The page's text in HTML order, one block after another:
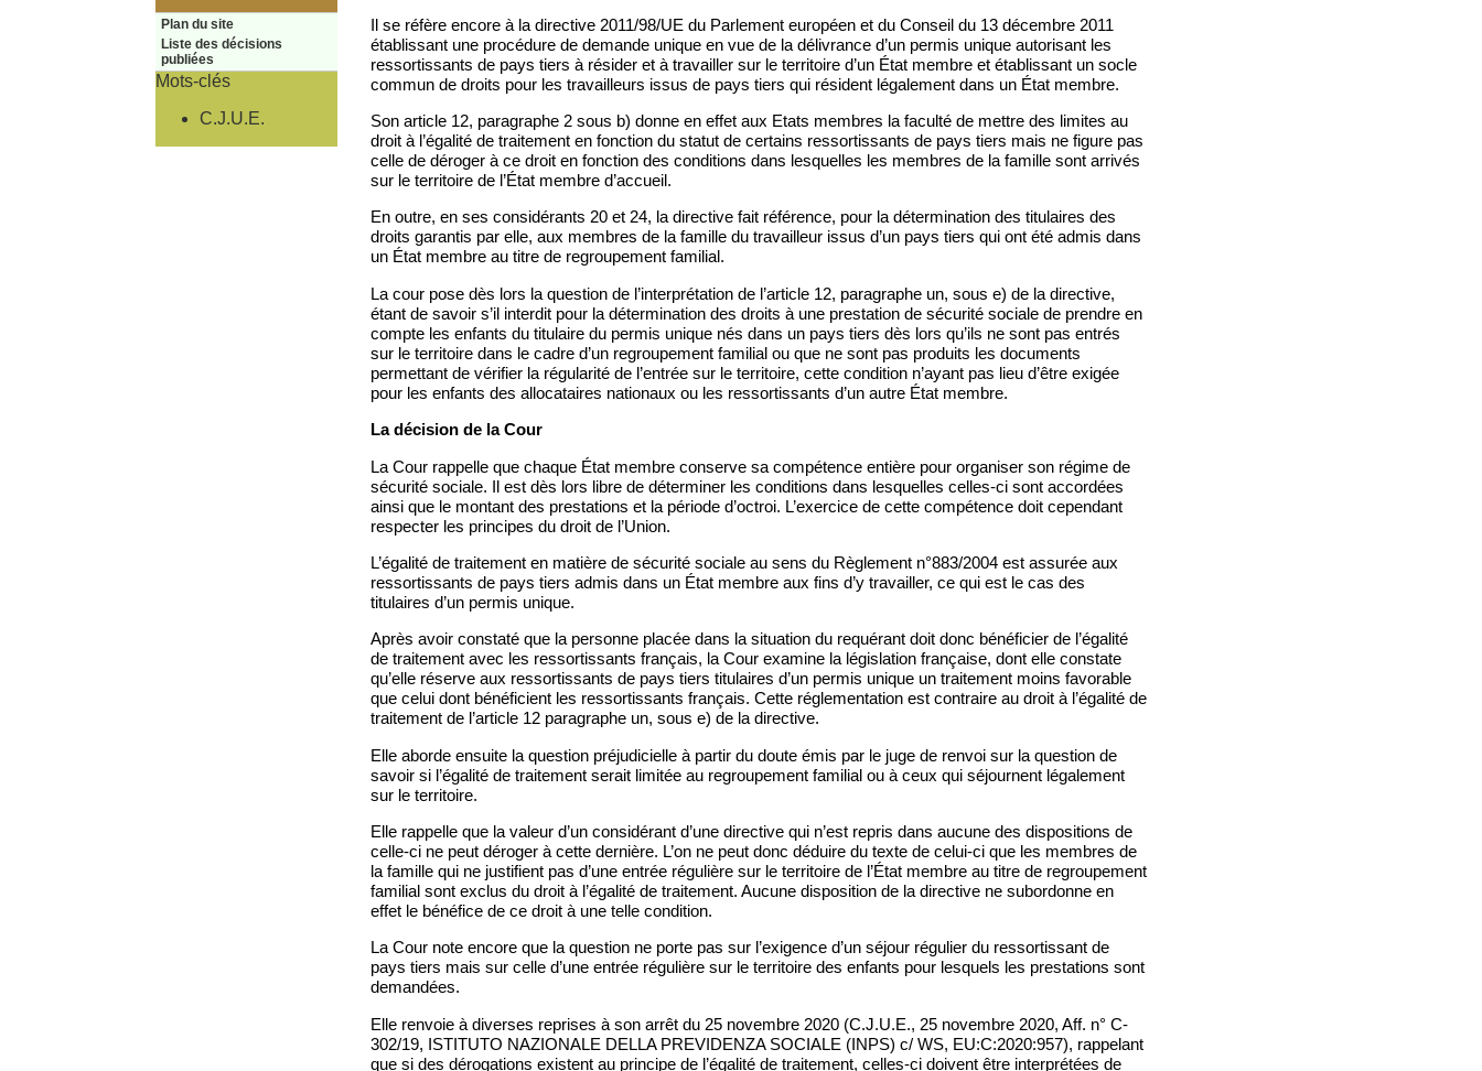
Il se réfère encore à la directive 2011/98/UE du Parlement européen et du Conseil du 13 décembre 2011
établissant une procédure de demande unique en vue de la délivrance d’un permis unique autorisant les
ressortissants de pays tiers à résider et à travailler sur le territoire d’un État membre et établissant un socle
commun de droits pour les travailleurs issus de pays tiers qui résident légalement dans un État membre.
Son article 12, paragraphe 2 sous b) donne en effet aux Etats membres la faculté de mettre des limites au
droit à l’égalité de traitement en fonction du statut de certains ressortissants de pays tiers mais ne figure pas
celle de déroger à ce droit en fonction des conditions dans lesquelles les membres de la famille sont arrivés
sur le territoire de l’État membre d’accueil.
En outre, en ses considérants 20 et 24, la directive fait référence, pour la détermination des titulaires des
droits garantis par elle, aux membres de la famille du travailleur issus d’un pays tiers qui ont été admis dans
un État membre au titre de regroupement familial.
La cour pose dès lors la question de l’interprétation de l’article 12, paragraphe un, sous e) de la directive,
étant de savoir s’il interdit pour la détermination des droits à une prestation de sécurité sociale de prendre en
compte les enfants du titulaire du permis unique nés dans un pays tiers dès lors qu’ils ne sont pas entrés
sur le territoire dans le cadre d’un regroupement familial ou que ne sont pas produits les documents
permettant de vérifier la régularité de l’entrée sur le territoire, cette condition n’ayant pas lieu d’être exigée
pour les enfants des allocataires nationaux ou les ressortissants d’un autre État membre.
La décision de la Cour
La Cour rappelle que chaque État membre conserve sa compétence entière pour organiser son régime de
sécurité sociale. Il est dès lors libre de déterminer les conditions dans lesquelles celles-ci sont accordées
ainsi que le montant des prestations et la période d’octroi. L’exercice de cette compétence doit cependant
respecter les principes du droit de l’Union.
L’égalité de traitement en matière de sécurité sociale au sens du Règlement n°883/2004 est assurée aux
ressortissants de pays tiers admis dans un État membre aux fins d’y travailler, ce qui est le cas des
titulaires d’un permis unique.
Après avoir constaté que la personne placée dans la situation du requérant doit donc bénéficier de l’égalité
de traitement avec les ressortissants français, la Cour examine la législation française, dont elle constate
qu’elle réserve aux ressortissants de pays tiers titulaires d’un permis unique un traitement moins favorable
que celui dont bénéficient les ressortissants français. Cette réglementation est contraire au droit à l’égalité de
traitement de l’article 12 paragraphe un, sous e) de la directive.
Elle aborde ensuite la question préjudicielle à partir du doute émis par le juge de renvoi sur la question de
savoir si l’égalité de traitement serait limitée au regroupement familial ou à ceux qui séjournent légalement
sur le territoire.
Elle rappelle que la valeur d’un considérant d’une directive qui n’est repris dans aucune des dispositions de
celle-ci ne peut déroger à cette dernière. L’on ne peut donc déduire du texte de celui-ci que les membres de
la famille qui ne justifient pas d’une entrée régulière sur le territoire de l’État membre au titre de regroupement
familial sont exclus du droit à l’égalité de traitement. Aucune disposition de la directive ne subordonne en
effet le bénéfice de ce droit à une telle condition.
La Cour note encore que la question ne porte pas sur l’exigence d’un séjour régulier du ressortissant de
pays tiers mais sur celle d’une entrée régulière sur le territoire des enfants pour lesquels les prestations sont
demandées.
Elle renvoie à diverses reprises à son arrêt du 25 novembre 2020 (C.J.U.E., 25 novembre 2020, Aff. n° C-
302/19, ISTITUTO NAZIONALE DELLA PREVIDENZA SOCIALE (INPS) c/ WS, EU:C:2020:957), rappelant
que si des dérogations existent au principe de l’égalité de traitement, celles-ci doivent être interprétées de
Plan du site
Liste des décisions
publiées
Mots-clés
C.J.U.E.